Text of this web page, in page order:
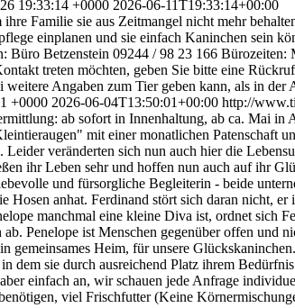
19:33:14 +0000 2026-06-11T19:33:14+00:00
ihre Familie sie aus Zeitmangel nicht mehr
einplanen und sie einfach Kaninchen sein
Büro Betzenstein 09244 / 98 23 166
treten möchten, geben Sie bitte eine
Angaben zum Tier geben kann, als in der
+0000 2026-06-04T13:50:01+00:00 http://
ab sofort in Innenhaltung, ab ca. Mai in
mit einer monatlichen Patenschaft
veränderten sich nun auch hier die
ihr Leben sehr und hoffen nun auch auf ihr
und fürsorgliche Begleiterin - beide
anhat. Ferdinand stört sich daran nicht, er
manchmal eine kleine Diva ist, ordnet sich
Penelope ist Menschen gegenüber offen und
Heim, für unsere
sie durch ausreichend Platz ihrem
einfach an, wir schauen jede Anfrage
viel Frischfutter (Keine